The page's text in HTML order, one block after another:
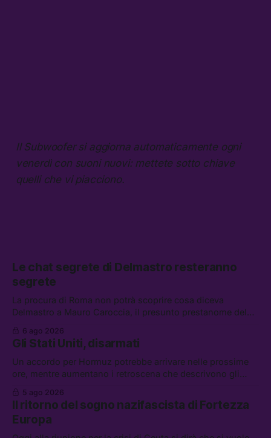
Il Subwoofer si aggiorna automaticamente ogni
venerdì con suoni nuovi: mettete sotto chiave
quelli che vi piacciono.
Le chat segrete di Delmastro resteranno
segrete
La procura di Roma non potrà scoprire cosa diceva
Delmastro a Mauro Caroccia, il presunto prestanome del
attacchi in Libano, il governo chiederà 36 miliardi di
flessibilità in armi e energia, e Grokipedia è già stata
abbandonata
6 ago 2026
Gli Stati Uniti, disarmati
Un accordo per Hormuz potrebbe arrivare nelle prossime
ore, mentre aumentano i retroscena che descrivono gli
chi aspetta i dispersi di Ceuta, il boom dei carburanti
diluiti, e quanti attivisti anti data center sono stati arrestati
5 ago 2026
Il ritorno del sogno nazifascista di Fortezza
Europa